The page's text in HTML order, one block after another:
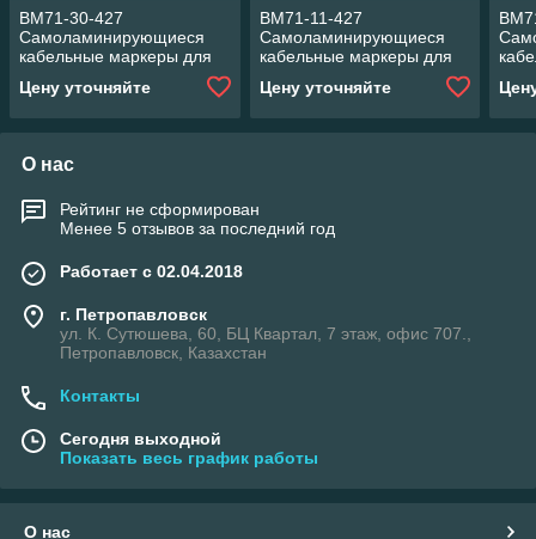
BM71-30-427
Самоламинирующиеся
кабельные маркеры для
диаметра 3 мм принтер
BMP71
Цену уточняйте
BM71-11-427
Самоламинирующиеся
кабельные маркеры для
диаметра 3 мм принтер
BMP71
Цену уточняйте
О нас
Рейтинг не сформирован
Менее 5 отзывов за последний год
Работает с 02.04.2018
г. Петропавловск
ул. К. Сутюшева, 60, БЦ Квартал, 7 этаж, офис 707.,
Петропавловск, Казахстан
Контакты
Сегодня выходной
Показать весь график работы
О нас